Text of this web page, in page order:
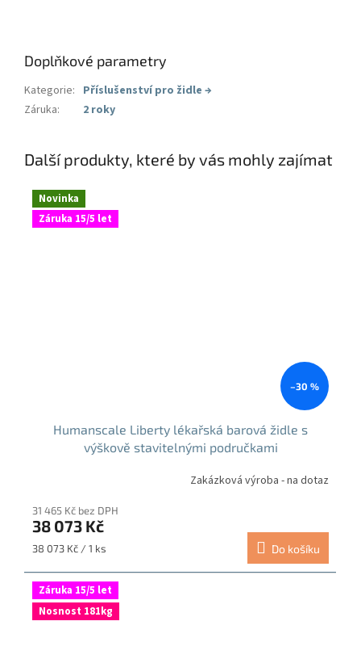
Doplňkové parametry
Kategorie: Příslušenství pro židle →
Záruka: 2 roky
Další produkty, které by vás mohly zajímat
Novinka
Záruka 15/5 let
–30 %
Humanscale Liberty lékařská barová židle s
výškově stavitelnými područkami
Zakázková výroba - na dotaz
31 465 Kč bez DPH
38 073 Kč
Měrná
38 073 Kč / 1 ks Do košíku
Záruka 15/5 let
Nosnost 181kg